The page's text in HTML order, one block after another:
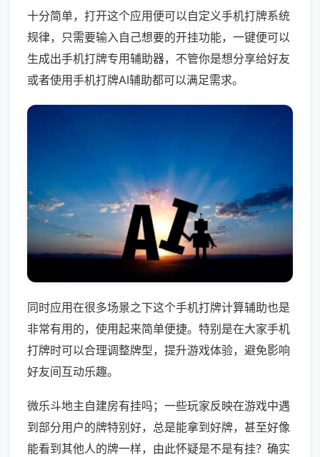
十分简单，打开这个应用便可以自定义手机打牌系统
规律，只需要输入自己想要的开挂功能，一键便可以
生成出手机打牌专用辅助器，不管你是想分享给好友
或者使用手机打牌AI辅助都可以满足需求。
同时应用在很多场景之下这个手机打牌计算辅助也是
非常有用的，使用起来简单便捷。特别是在大家手机
打牌时可以合理调整牌型，提升游戏体验，避免影响
好友间互动乐趣。
微乐斗地主自建房有挂吗；一些玩家反映在游戏中遇
到部分用户的牌特别好，总是能拿到好牌，甚至好像
能看到其他人的牌一样，由此怀疑是不是有挂？确实